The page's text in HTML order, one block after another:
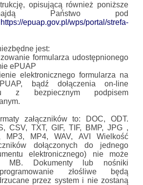
opisującą również poniższe
Państwo pod
https://epuap.gov.pl/wps/portal/strefa-
jest:
formularza udostępnionego
ePUAP
elektronicznego formularza na
bądź dołączenia on-line
z bezpiecznym podpisem
załączników to: DOC, ODT.
CSV, TXT, GIF, TIF, BMP, JPG ,
MP3, MP4, WAV, AVI Wielkość
dołączonych do jednego
elektronicznego) nie może
MB. Dokumenty lub nośniki
złośliwe będą
przez system i nie zostaną